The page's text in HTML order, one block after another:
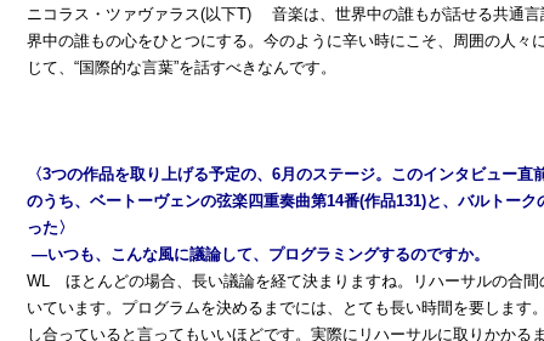
ニコラス・ツァヴァラス(以下T) 音楽は、世界中の誰もが話せる共通言
界中の誰もの心をひとつにする。今のように辛い時にこそ、周囲の人々
じて、“国際的な言葉”を話すべきなんです。
〈3つの作品を取り上げる予定の、6月のステージ。このインタビュー直
のうち、ベートーヴェンの弦楽四重奏曲第14番(作品131)と、バルトー
った〉
―いつも、こんな風に議論して、プログラミングするのですか。
WL ほとんどの場合、長い議論を経て決まりますね。リハーサルの合間
いています。プログラムを決めるまでには、とても長い時間を要します
し合っていると言ってもいいほどです。実際にリハーサルに取りかかる